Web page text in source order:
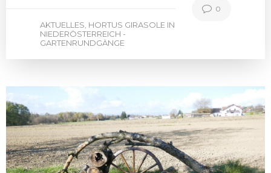
AKTUELLES, HORTUS GIRASOLE IN
NIEDERÖSTERREICH -
GARTENRUNDGÄNGE
0